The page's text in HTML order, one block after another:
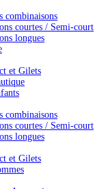
combinaisons
courtes / Semi-court
longues
et Gilets
combinaisons
courtes / Semi-court
longues
et Gilets